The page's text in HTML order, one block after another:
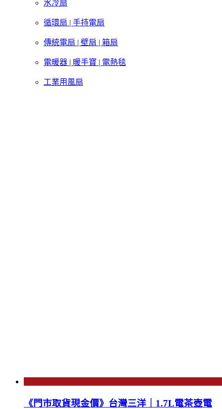
水冷扇
循環扇 | 手持電扇
傳統電扇 | 壁扇 | 箱扇
電暖器 | 暖手寶 | 電熱毯
工業用風扇
《門市取貨現金價》台灣三洋｜1.7L電茶壺電